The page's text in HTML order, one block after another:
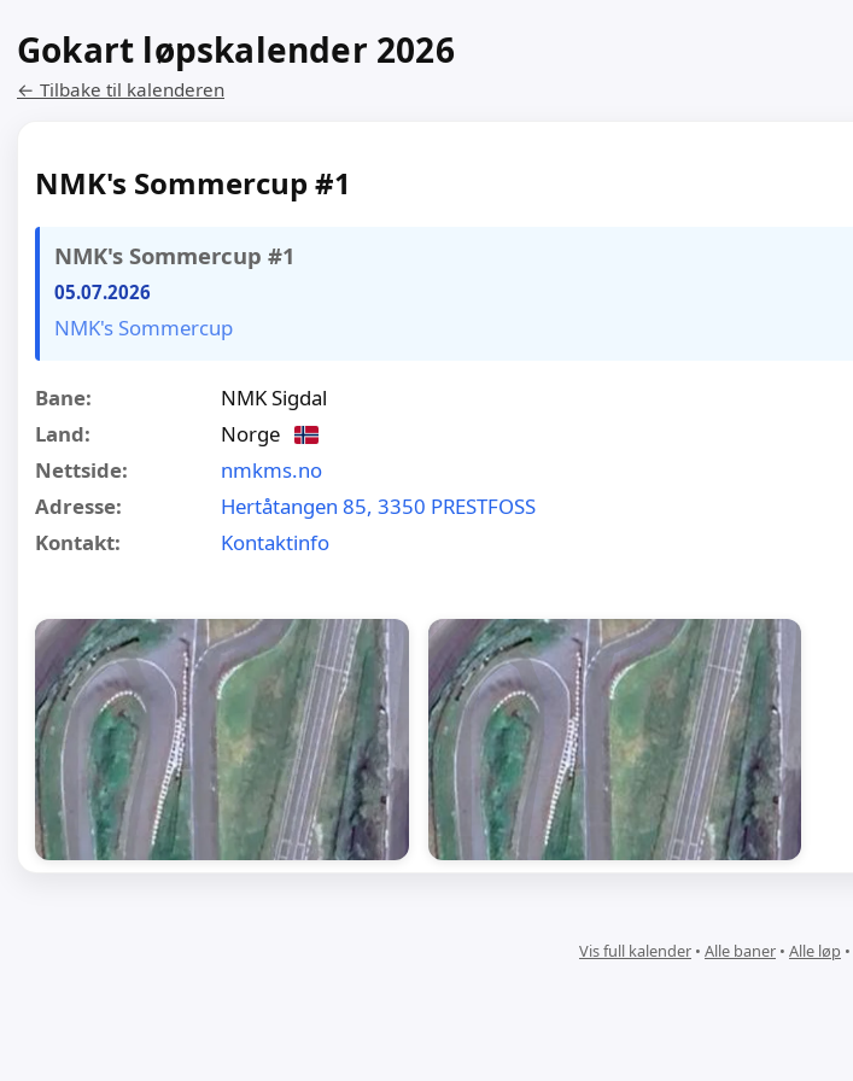
Gokart løpskalender 2026
← Tilbake til kalenderen
NMK's Sommercup #1
NMK's Sommercup #1
05.07.2026
NMK's Sommercup
Bane:
NMK Sigdal
Land:
Norge
Nettside:
nmkms.no
Adresse:
Hertåtangen 85, 3350 PRESTFOSS
Kontakt:
Kontaktinfo
Vis full kalender • Alle baner • Alle løp •